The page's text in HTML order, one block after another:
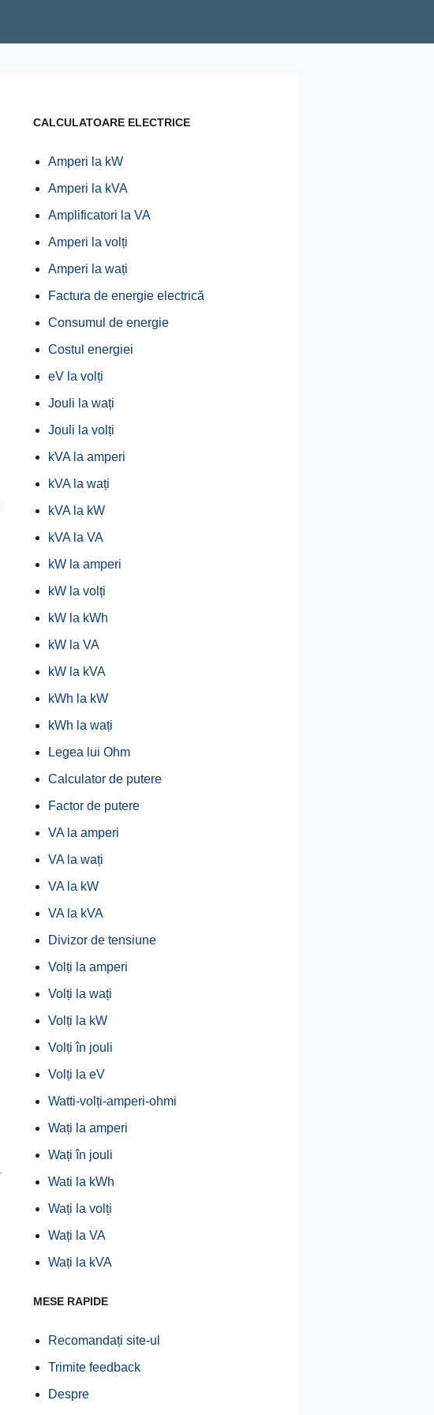
CALCULATOARE ELECTRICE
Amperi la kW
Amperi la kVA
Amplificatori la VA
Amperi la volți
Amperi la wați
Factura de energie electrică
Consumul de energie
Costul energiei
eV la volți
Jouli la wați
Jouli la volți
kVA la amperi
kVA la wați
kVA la kW
kVA la VA
kW la amperi
kW la volți
kW la kWh
kW la VA
kW la kVA
kWh la kW
kWh la wați
Legea lui Ohm
Calculator de putere
Factor de putere
VA la amperi
VA la wați
VA la kW
VA la kVA
Divizor de tensiune
Volți la amperi
Volți la wați
Volți la kW
Volți în jouli
Volți la eV
Watti-volți-amperi-ohmi
Wați la amperi
Wați în jouli
Wati la kWh
Wați la volți
Wați la VA
Wați la kVA
MESE RAPIDE
Recomandați site-ul
Trimite feedback
Despre